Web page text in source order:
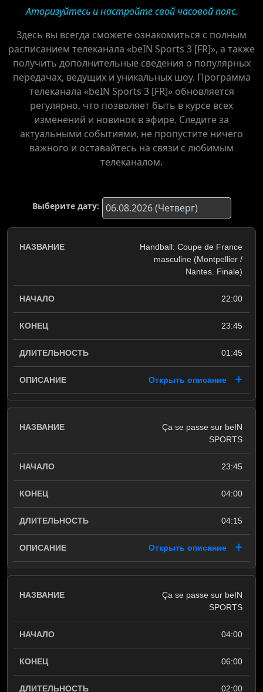
Аторизуйтесь и настройте свой часовой пояс.
Здесь вы всегда сможете ознакомиться с полным
расписанием телеканала «beIN Sports 3 [FR]», а также
получить дополнительные сведения о популярных
передачах, ведущих и уникальных шоу. Программа
телеканала «beIN Sports 3 [FR]» обновляется
регулярно, что позволяет быть в курсе всех
изменений и новинок в эфире. Следите за
актуальными событиями, не пропустите ничего
важного и оставайтесь на связи с любимым
телеканалом.
Выберите дату:
Handball: Coupe de France
masculine (Montpellier /
Nantes. Finale)
22:00
23:45
01:45
Открыть описание
Ça se passe sur beIN
SPORTS
23:45
04:00
04:15
Открыть описание
Ça se passe sur beIN
SPORTS
04:00
06:00
02:00